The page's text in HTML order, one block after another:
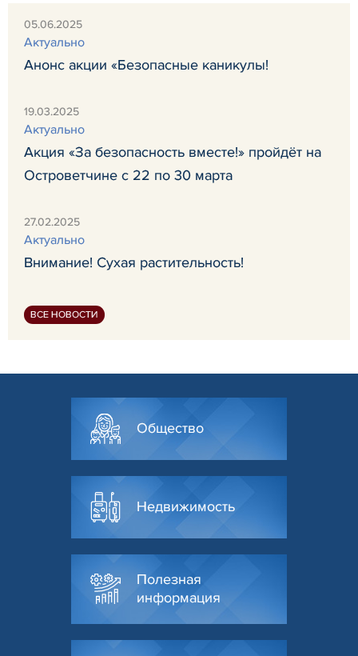
05.06.2025
Актуально
Анонс акции «Безопасные каникулы!
19.03.2025
Актуально
Акция «За безопасность вместе!» пройдёт на
Островетчине с 22 по 30 марта
27.02.2025
Актуально
Внимание! Сухая растительность!
ВСЕ НОВОСТИ
Общество
Недвижимость
Полезная
информация